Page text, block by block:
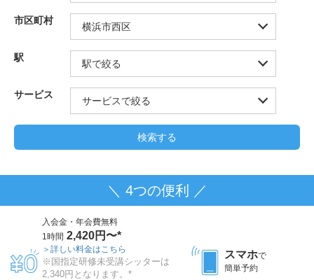
市区町村
駅
サービス
＼ 4つの便利 ／
入会金・年会費無料
1時間 2,420円〜*
＞詳しい料金はこちら
※国指定研修未受講シッターは
2,340円となります。*
スマホで
簡単予約